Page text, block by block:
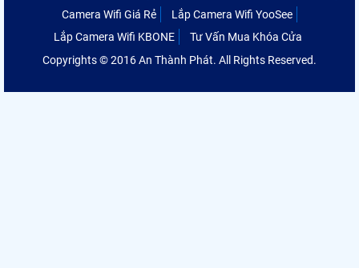
Camera Wifi Giá Rẻ
Lắp Camera Wifi YooSee
Lắp Camera Wifi KBONE
Tư Vấn Mua Khóa Cửa
Copyrights © 2016 An Thành Phát. All Rights Reserved.